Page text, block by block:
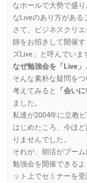
なホールで大勢で盛
なLiveのあり方がある
さて、ビジネスクリ
師をお招きして開催
ズLive」と呼んでいま
なぜ勉強会を「Live」
そんな素朴な疑問を
考えてみると
「会い
ました。
私達が2004年に立教
はじめたころ、今ほ
りませんでした。
それが、朝活がブー
勉強会を開催できる
ット上でセミナーを